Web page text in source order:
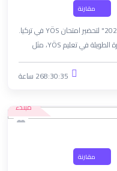
مقارنة
منصة يوس وي كان تقدم دورة "مستجدين 4 - 2025" لتحضير امتحان YÖS في تركيا.
الدورة تقدم من خلال نخبة من الأساتذة ذوي الخبرة الطويلة في تعليم YÖS، مثل
والآنسة نسرين رحال.
268:30:35 ساعة
مبتدء
مقارنة